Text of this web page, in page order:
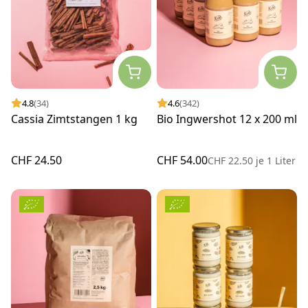
4.8(34)
Cassia Zimtstangen 1 kg
CHF 24.50
4.6(342)
Bio Ingwershot 12 x 200 ml
CHF 54.00CHF 22.50 je 1 Liter